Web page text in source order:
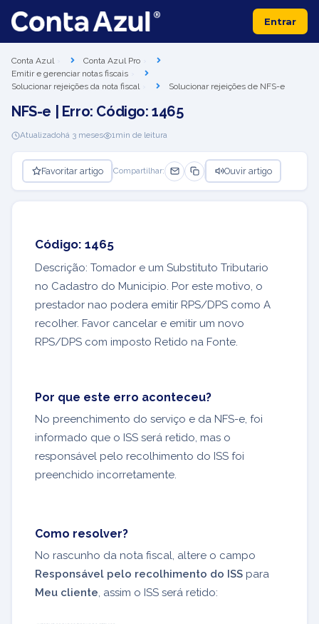
Entrar
Conta Azul
Conta Azul Pro
Emitir e gerenciar notas fiscais
Solucionar rejeições da nota fiscal
Solucionar rejeições de NFS-e
NFS-e | Erro: Código: 1465
Atualizadohá 3 meses 1min de leitura
Favoritar artigo Compartilhar: Ouvir artigo
Código: 1465
Descrição: Tomador e um Substituto Tributario
no Cadastro do Municipio. Por este motivo, o
prestador nao podera emitir RPS/DPS como A
recolher. Favor cancelar e emitir um novo
RPS/DPS com imposto Retido na Fonte.
Por que este erro aconteceu?
No preenchimento do serviço e da NFS-e, foi
informado que o ISS será retido, mas o
responsável pelo recolhimento do ISS foi
preenchido incorretamente.
Como resolver?
No rascunho da nota fiscal, altere o campo
Responsável pelo recolhimento do ISS para
Meu cliente, assim o ISS será retido: